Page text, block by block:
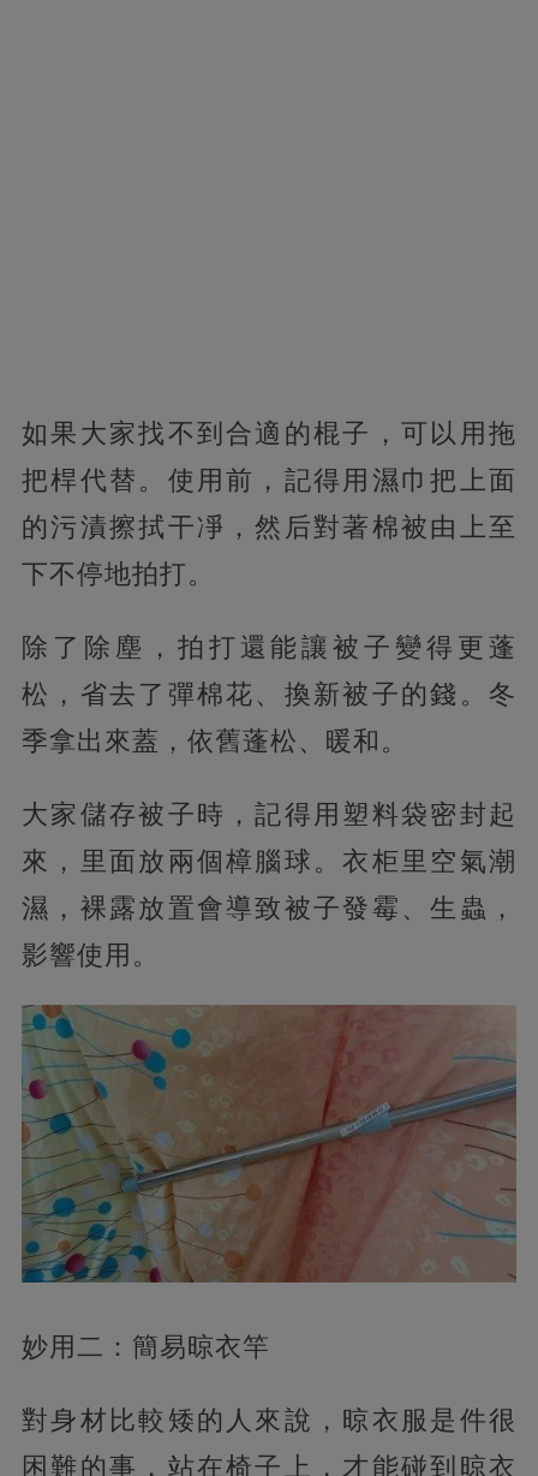
如果大家找不到合適的棍子，可以用拖
把桿代替。使用前，記得用濕巾把上面
的污漬擦拭干凈，然后對著棉被由上至
下不停地拍打。
除了除塵，拍打還能讓被子變得更蓬
松，省去了彈棉花、換新被子的錢。冬
季拿出來蓋，依舊蓬松、暖和。
大家儲存被子時，記得用塑料袋密封起
來，里面放兩個樟腦球。衣柜里空氣潮
濕，裸露放置會導致被子發霉、生蟲，
影響使用。
妙用二：簡易晾衣竿
對身材比較矮的人來說，晾衣服是件很
困難的事，站在椅子上，才能碰到晾衣